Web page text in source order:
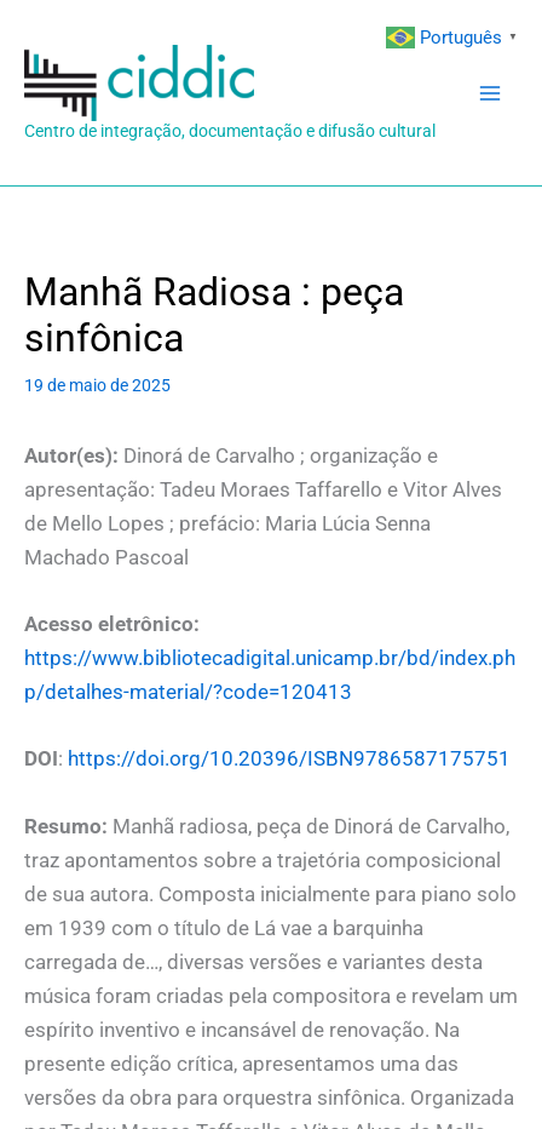
para
conteúdo
Centro de integração, documentação e difusão cultural
Manhã Radiosa : peça
sinfônica
19 de maio de 2025
Autor(es): Dinorá de Carvalho ; organização e
apresentação: Tadeu Moraes Taffarello e Vitor Alves
de Mello Lopes ; prefácio: Maria Lúcia Senna
Machado Pascoal
Acesso eletrônico:
https://www.bibliotecadigital.unicamp.br/bd/index.ph
p/detalhes-material/?code=120413
DOI: https://doi.org/10.20396/ISBN9786587175751
Resumo: Manhã radiosa, peça de Dinorá de Carvalho,
traz apontamentos sobre a trajetória composicional
de sua autora. Composta inicialmente para piano solo
em 1939 com o título de Lá vae a barquinha
carregada de…, diversas versões e variantes desta
música foram criadas pela compositora e revelam um
espírito inventivo e incansável de renovação. Na
presente edição crítica, apresentamos uma das
versões da obra para orquestra sinfônica. Organizada
Português ▼